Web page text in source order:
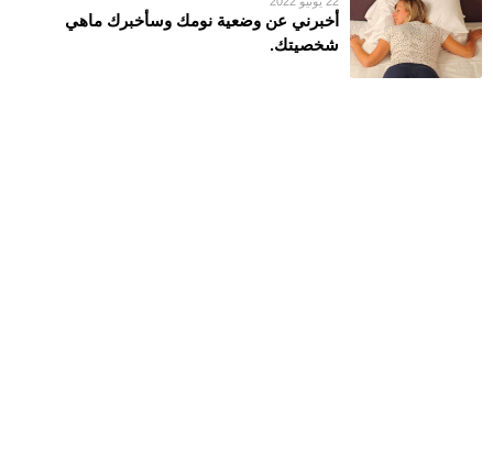
أخبرني عن وضعية نومك وسأخبرك ماهي
شخصيتك.